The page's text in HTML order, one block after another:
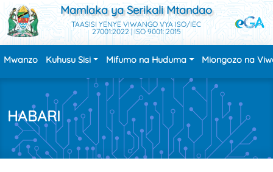
Mamlaka ya Serikali Mtandao
TAASISI YENYE VIWANGO VYA ISO/IEC
27001:2022 | ISO 9001: 2015
Mwanzo Kuhusu Sisi Mifumo na Huduma Miongozo na
HABARI